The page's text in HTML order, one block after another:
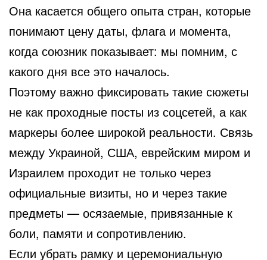
Она касается общего опыта стран, которые
понимают цену даты, флага и момента,
когда союзник показывает: мы помним, с
какого дня все это началось.
Поэтому важно фиксировать такие сюжеты
не как проходные посты из соцсетей, а как
маркеры более широкой реальности. Связь
между Украиной, США, еврейским миром и
Израилем проходит не только через
официальные визиты, но и через такие
предметы — осязаемые, привязанные к
боли, памяти и сопротивлению.
Если убрать рамку и церемониальную